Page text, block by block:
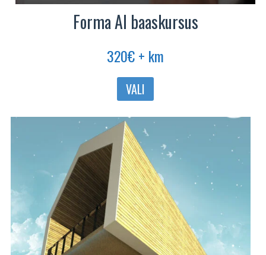
Forma AI baaskursus
320€+ km
VALI
Sellel
mitu
varianti.
Valikuid
saab
teha
tootelehel.